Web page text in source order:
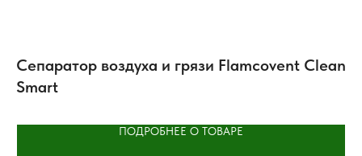
Сепаратор воздуха и грязи Flamcovent Clean
Smart
ПОДРОБНЕЕ О ТОВАРЕ